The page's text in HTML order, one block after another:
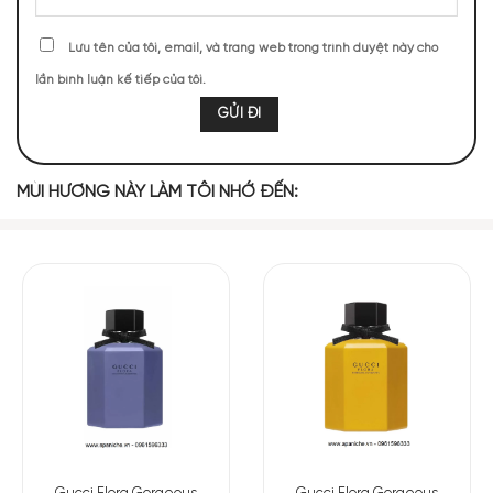
Sau một thời gian ngắn thả lỏng trong cảm giác nhẹ nhàng
và thư thái là đoạn điệp khúc ngọt ngào của tầng hương giữa
tiếp nối. Tầng hương giữa là hoa nhài tây, với một vị nhẹ
nhàng, mơ mộng. Hoa đại cũng góp phần tạo nên tính cách
Lưu tên của tôi, email, và trang web trong trình duyệt này cho
lần bình luận kế tiếp của tôi.
MÙI HƯƠNG NÀY LÀM TÔI NHỚ ĐẾN: